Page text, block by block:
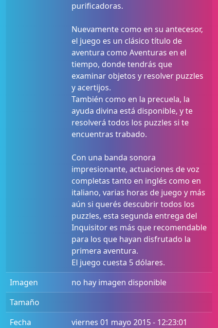
purificadoras.
Nuevamente como en su antecesor,
el juego es un clásico título de
aventura como Aventuras en el
tiempo, donde tendrás que
examinar objetos y resolver puzzles
y acertijos.
También como en la precuela, la
ayuda divina está disponible, y te
resolverá todos los puzzles si te
encuentras trabado.
Con una banda sonora
impresionante, actuaciones de voz
completas tanto en inglés como en
italiano, varias horas de juego y más
aún si querés descubrir todos los
puzzles, esta segunda entrega del
Inquisitor es más que recomendable
para los que hayan disfrutado la
primera aventura.
El juego cuesta 5 dólares.
Imagen
no hay imagen disponible
Tamaño
Fecha
viernes 01 mayo 2015 - 12:23:01